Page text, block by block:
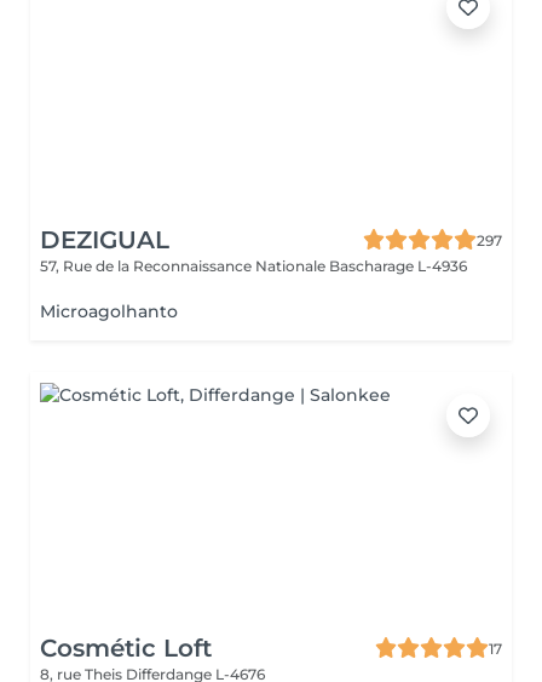
DEZIGUAL
297
57, Rue de la Reconnaissance Nationale Bascharage L-4936
Microagolhanto
Cosmétic Loft
17
8, rue Theis Differdange L-4676